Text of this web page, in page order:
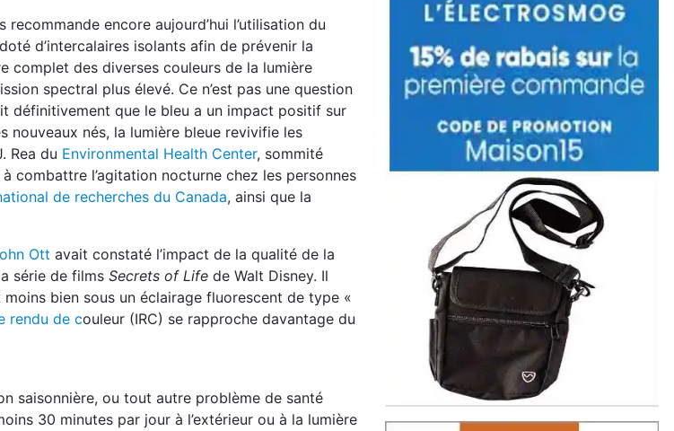
encore aujourd’hui l’utilisation du
d’intercalaires isolants afin de prévenir la
complet des diverses couleurs de la lumière
spectral plus élevé. Ce n’est pas une question
définitivement que le bleu a un impact positif sur
nouveaux nés, la lumière bleue revivifie les
Rea du Environmental Health Center, sommité
combattre l’agitation nocturne chez les personnes
de recherches du Canada, ainsi que la
Ott avait constaté l’impact de la qualité de la
série de films Secrets of Life de Walt Disney. Il
bien sous un éclairage fluorescent de type «
rendu de couleur (IRC) se rapproche davantage du
saisonnière, ou tout autre problème de santé
30 minutes par jour à l’extérieur ou à la lumière